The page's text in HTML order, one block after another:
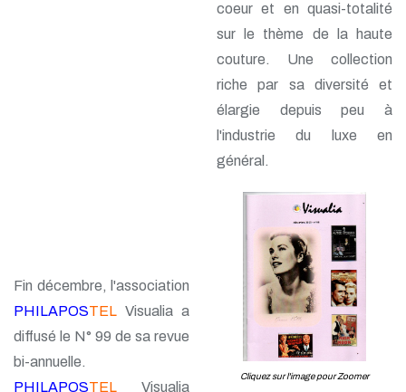
coeur et en quasi-totalité
sur le thème de la haute
couture. Une collection
riche par sa diversité et
élargie depuis peu à
l'industrie du luxe en
général.
Fin décembre, l'association
PHILAPOSTEL Visualia a
diffusé le N° 99 de sa revue
bi-annuelle.
PHILAPOSTEL Visualia
Cliquez sur l'image pour Zoomer